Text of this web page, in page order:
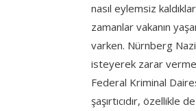
nasıl eylemsiz
zamanlar vakanın
varken. Nürnberg Nazi
isteyerek zarar verme
Federal Kriminal
şaşırtıcıdır, özellikle